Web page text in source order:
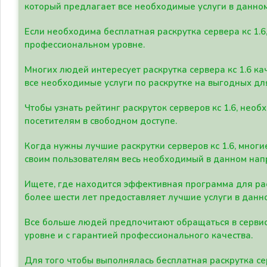
который предлагает все необходимые услуги в
Если необходима бесплатная раскрутка сервера кс
профессиональном уровне.
Многих людей интересует раскрутка сервера кс 1.6
все необходимые услуги по раскрутке на выгодных
Чтобы узнать рейтинг раскруток серверов кс 1.6,
посетителям в свободном доступе.
Когда нужны лучшие раскрутки серверов кс 1.6,
своим пользователям весь необходимый в данном
Ищете, где находится эффективная программа для
более шести лет предоставляет лучшие услуги в
Все больше людей предпочитают обращаться в
уровне и с гарантией профессионального качества.
Для того чтобы выполнялась бесплатная раскрутка